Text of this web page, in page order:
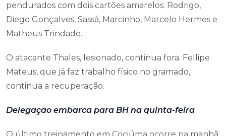
pendurados com dois cartões amarelos: Rodrigo,
Diego Gonçalves, Sassá, Marcinho, Marcelo Hermes e
Matheus Trindade.
O atacante Thales, lesionado, continua fora. Fellipe
Mateus, que já faz trabalho físico no gramado,
continua a recuperação.
Delegação embarca para BH na quinta-feira